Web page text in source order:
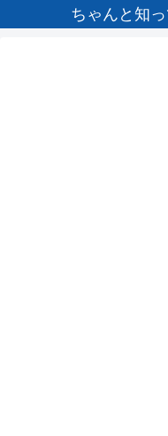
ちゃんと知